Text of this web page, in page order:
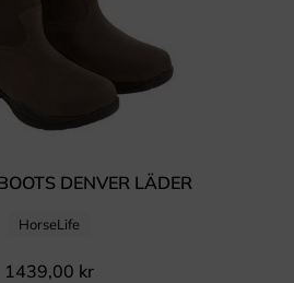
DENVER LÄDER
HorseLife
1439,00 kr